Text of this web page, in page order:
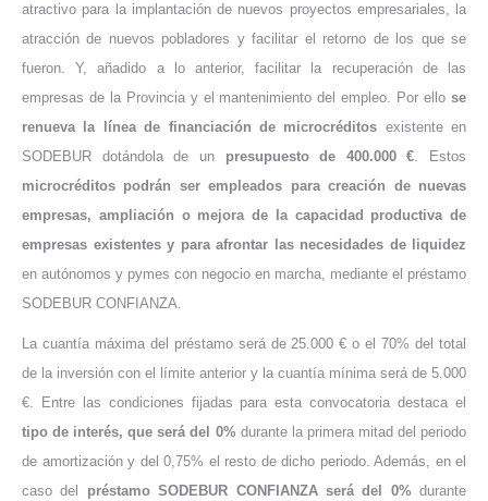
atractivo para la implantación de nuevos proyectos empresariales, la
atracción de nuevos pobladores y facilitar el retorno de los que se
fueron. Y, añadido a lo anterior, facilitar la recuperación de las
empresas de la Provincia y el mantenimiento del empleo. Por ello se
renueva la línea de financiación de microcréditos existente en
SODEBUR dotándola de un presupuesto de 400.000 €. Estos
microcréditos podrán ser empleados para creación de nuevas
empresas, ampliación o mejora de la capacidad productiva de
empresas existentes y para afrontar las necesidades de liquidez
en autónomos y pymes con negocio en marcha, mediante el préstamo
SODEBUR CONFIANZA.
La cuantía máxima del préstamo será de 25.000 € o el 70% del total
de la inversión con el límite anterior y la cuantía mínima será de 5.000
€. Entre las condiciones fijadas para esta convocatoria destaca el
tipo de interés, que será del 0% durante la primera mitad del periodo
de amortización y del 0,75% el resto de dicho periodo. Además, en el
caso del préstamo SODEBUR CONFIANZA será del 0% durante